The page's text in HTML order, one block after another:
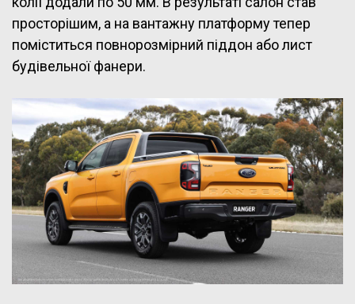
просторішим, а на вантажну платформу тепер
поміститься повнорозмірний піддон або лист
будівельної фанери.